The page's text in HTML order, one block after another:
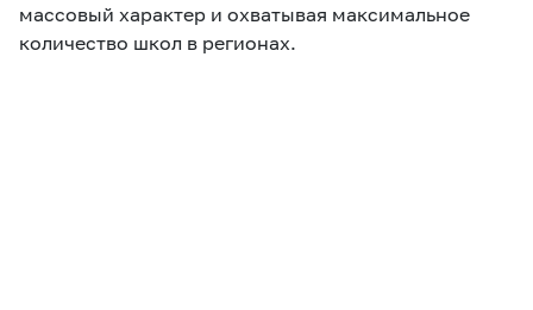
массовый характер и охватывая максимальное
количество школ в регионах.